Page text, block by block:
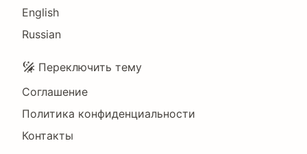
Language
English
Russian
Подвал
Переключить тему
Соглашение
Политика конфиденциальности
Контакты